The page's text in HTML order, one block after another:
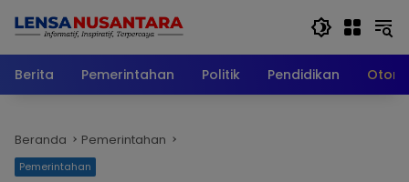
Berita
Pemerintahan Politik Pendidikan
Beranda Pemerintahan
Pemerintahan